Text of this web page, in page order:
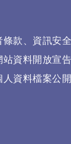
條款、資訊安
站資料開放宣告
人資料檔案公